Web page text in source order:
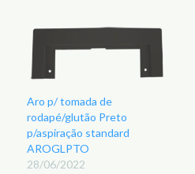
Aro p/ tomada de
rodapé/glutão Preto
p/aspiração standard
AROGLPTO
28/06/2022